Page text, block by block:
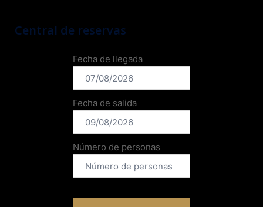
Central de reservas
Fecha de llegada
Fecha de salida
Número de personas